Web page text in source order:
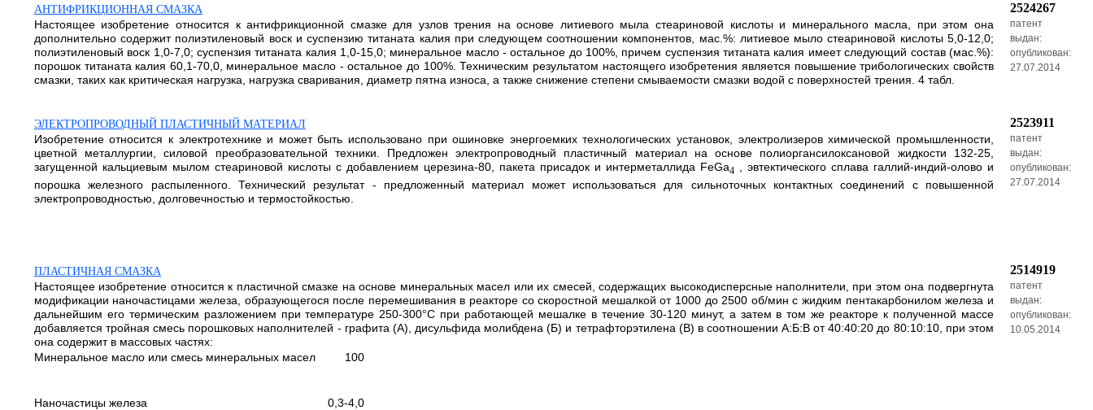
АНТИФРИКЦИОННАЯ СМАЗКА
Настоящее изобретение относится к антифрикционной смазке для узлов трения на основе литиевого мыла стеариновой кислоты и минерального масла, при этом она
дополнительно содержит полиэтиленовый воск и суспензию титаната калия при следующем соотношении компонентов, мас.%: литиевое мыло стеариновой кислоты 5,0-12,0;
полиэтиленовый воск 1,0-7,0; суспензия титаната калия 1,0-15,0; минеральное масло - остальное до 100%, причем суспензия титаната калия имеет следующий состав (мас.%):
порошок титаната калия 60,1-70,0, минеральное масло - остальное до 100%. Техническим результатом настоящего изобретения является повышение трибологических свойств
смазки, таких как критическая нагрузка, нагрузка сваривания, диаметр пятна износа, а также снижение степени смываемости смазки водой с поверхностей трения. 4 табл.
2524267
патент
выдан:
опубликован:
27.07.2014
ЭЛЕКТРОПРОВОДНЫЙ ПЛАСТИЧНЫЙ МАТЕРИАЛ
Изобретение относится к электротехнике и может быть использовано при ошиновке энергоемких технологических установок, электролизеров химической промышленности,
цветной металлургии, силовой преобразовательной техники. Предложен электропроводный пластичный материал на основе полиоргансилоксановой жидкости 132-25,
загущенной кальциевым мылом стеариновой кислоты с добавлением церезина-80, пакета присадок и интерметаллида FeGa4
, эвтектического сплава галлий-индий-олово и
порошка железного распыленного. Технический результат - предложенный материал может использоваться для сильноточных контактных соединений с повышенной
электропроводностью, долговечностью и термостойкостью.
2523911
патент
выдан:
опубликован:
27.07.2014
ПЛАСТИЧНАЯ СМАЗКА
Настоящее изобретение относится к пластичной смазке на основе минеральных масел или их смесей, содержащих высокодисперсные наполнители, при этом она подвергнута
модификации наночастицами железа, образующегося после перемешивания в реакторе со скоростной мешалкой от 1000 до 2500 об/мин с жидким пентакарбонилом железа и
дальнейшим его термическим разложением при температуре 250-300°C при работающей мешалке в течение 30-120 минут, а затем в том же реакторе к полученной массе
добавляется тройная смесь порошковых наполнителей - графита (А), дисульфида молибдена (Б) и тетрафторэтилена (В) в соотношении А:Б:В от 40:40:20 до 80:10:10, при этом
она содержит в массовых частях:
Минеральное масло или смесь минеральных масел
100
Наночастицы железа 0,3-4,0
2514919
патент
выдан:
опубликован:
10.05.2014